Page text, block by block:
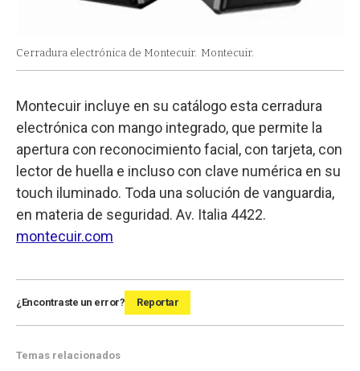
Cerradura electrónica de Montecuir. Montecuir.
Montecuir incluye en su catálogo esta cerradura
electrónica con mango integrado, que permite la
apertura con reconocimiento facial, con tarjeta, con
lector de huella e incluso con clave numérica en su
touch iluminado. Toda una solución de vanguardia,
en materia de seguridad. Av. Italia 4422.
montecuir.com
¿Encontraste un error? Reportar
Temas relacionados